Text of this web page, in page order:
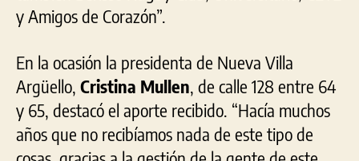
y Amigos de Corazón”.
En la ocasión la presidenta de Nueva Villa
Argüello, Cristina Mullen , de calle 128 entre 64
y 65, destacó el aporte recibido. “Hacía muchos
años que no recibíamos nada de este tipo de